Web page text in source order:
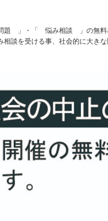
」・「 悩み相談 」の無料
談を受ける事、社会的に大き